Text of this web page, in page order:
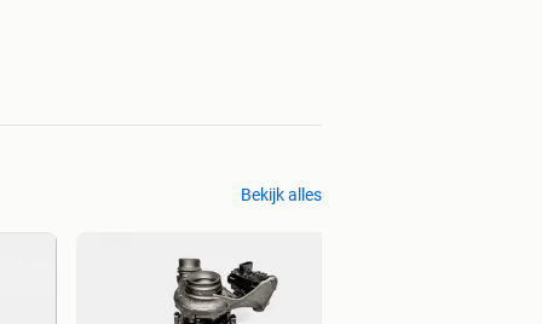
Bekijk alles